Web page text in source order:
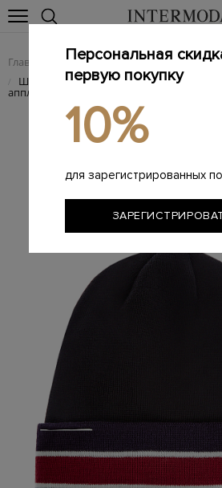
Главная Мужчинам / Аксессуары /
/ Шапка с&nbsp;контрастным отворотом
аппликацией
Персональная
первую покупку
10%
для зарегистрированных